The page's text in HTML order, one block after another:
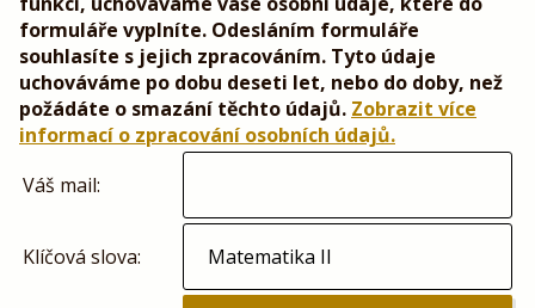
formuláře vyplníte. Odesláním formuláře
souhlasíte s jejich zpracováním. Tyto údaje
uchováváme po dobu deseti let, nebo do doby, než
požádáte o smazání těchto údajů. Zobrazit více
informací o zpracování osobních údajů.
Váš mail:
Klíčová slova: